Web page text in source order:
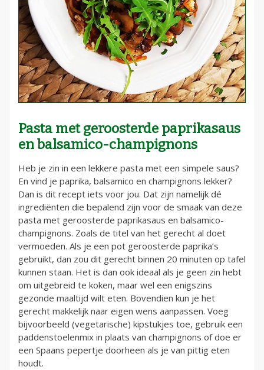
Pasta met geroosterde paprikasaus
en balsamico-champignons
Heb je zin in een lekkere pasta met een simpele saus?
En vind je paprika, balsamico en champignons lekker?
Dan is dit recept iets voor jou. Dat zijn namelijk dé
ingrediënten die bepalend zijn voor de smaak van deze
pasta met geroosterde paprikasaus en balsamico-
champignons. Zoals de titel van het gerecht al doet
vermoeden. Als je een pot geroosterde paprika’s
gebruikt, dan zou dit gerecht binnen 20 minuten op tafel
kunnen staan. Het is dan ook ideaal als je geen zin hebt
om uitgebreid te koken, maar wel een enigszins
gezonde maaltijd wilt eten. Bovendien kun je het
gerecht makkelijk naar eigen wens aanpassen. Voeg
bijvoorbeeld (vegetarische) kipstukjes toe, gebruik een
paddenstoelenmix in plaats van champignons of doe er
een Spaans pepertje doorheen als je van pittig eten
houdt.